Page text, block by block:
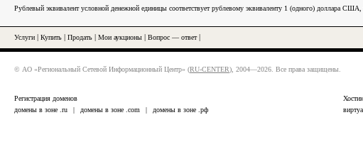
Рублевый эквивалент условной денежной единицы соответствует рублевому эквиваленту 1 (одного) доллара
Услуги Купить Продать Мои аукционы Вопрос — ответ|
© АО «Региональный Сетевой Информационный Центр» (RU-CENTER), 2004—2026. Все права защищены.
Регистрация доменов
домены в зоне .ru
| домены в зоне .com | домены в зоне .рф